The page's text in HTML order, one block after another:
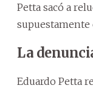
Petta sacó a
supuestamente
La
Eduardo Petta